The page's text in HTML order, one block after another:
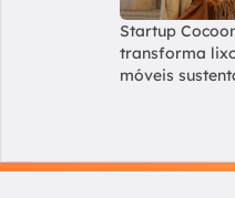
Startup
transforma
móveis